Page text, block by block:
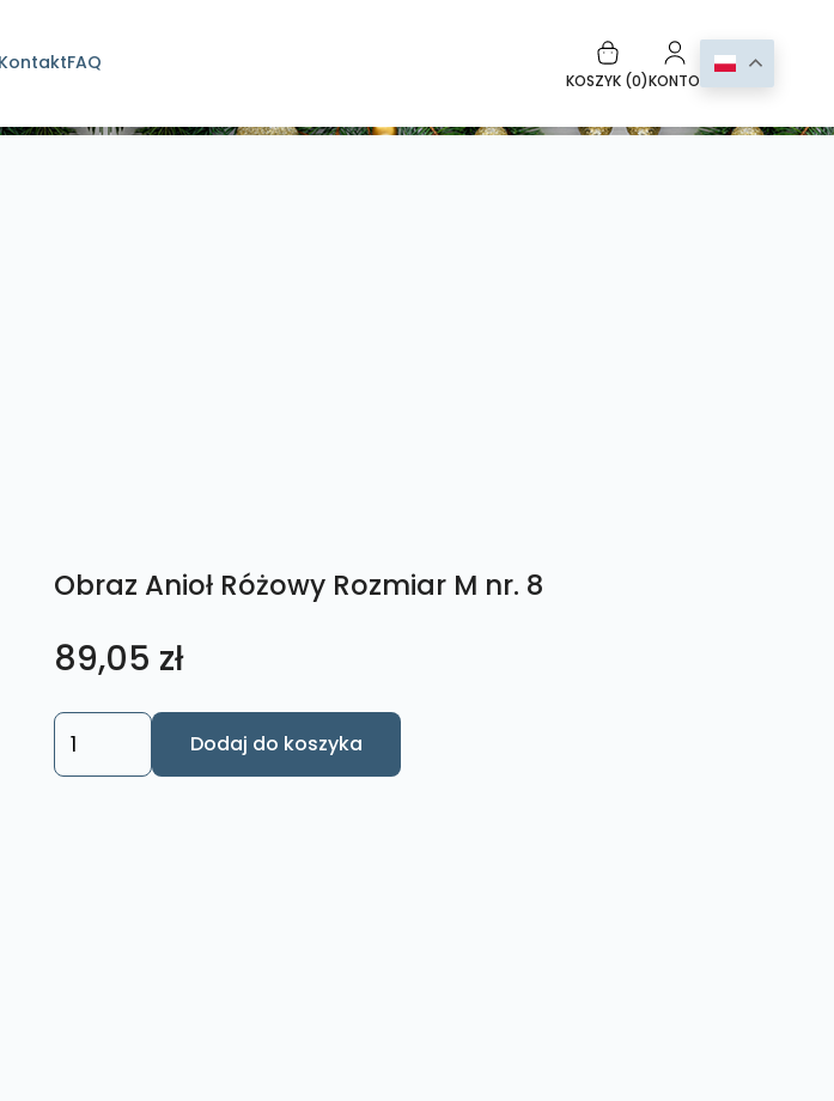
KontaktFAQ
KOSZYK (0)KONTO
Obraz Anioł Różowy Rozmiar M nr. 8
89,05 zł
ilość
Obraz
Dodaj do koszyka